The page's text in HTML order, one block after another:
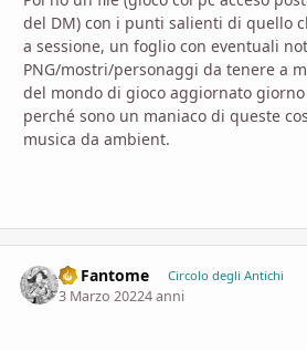
del DM) con i punti salienti di quello
a sessione, un foglio con eventuali
PNG/mostri/personaggi da tenere a
del mondo di gioco aggiornato
perché sono un maniaco di queste
musica da ambient.
Le Fantome Circolo degli Antichi
3 Marzo 20224 anni